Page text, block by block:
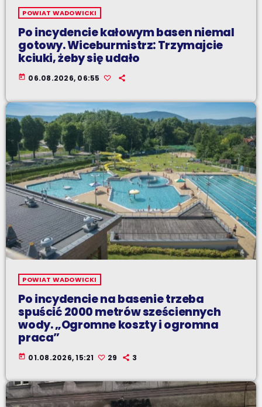
POWIAT WADOWICKI
Po incydencie kałowym basen niemal
gotowy. Wiceburmistrz: Trzymajcie
kciuki, żeby się udało
today 06.08.2026, 06:55
POWIAT WADOWICKI
Po incydencie na basenie trzeba
spuścić 2000 metrów sześciennych
wody. „Ogromne koszty i ogromna
praca”
today 01.08.2026, 15:21 29 3